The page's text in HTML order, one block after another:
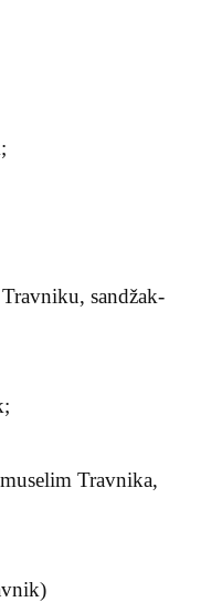
sandžak-
Travnika,